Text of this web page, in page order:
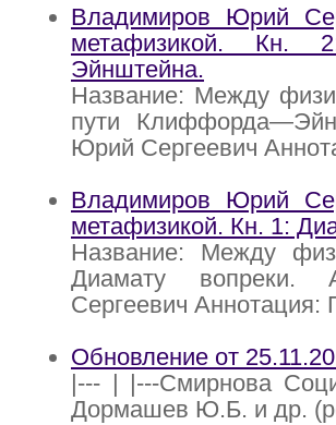
Владимиров Юрий
метафизикой.
Эйнштейна.
Название: Между
пути
Юрий Сергеевич
Владимиров Юрий
метафизикой. Кн. 1:
Название: Между
Диамату вопреки.
Сергеевич
Обновление от
|--- | |---Смирнова
Дормашев Ю.Б. и др.